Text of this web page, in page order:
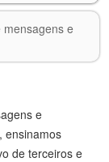
e
e
ensinamos
de terceiros e